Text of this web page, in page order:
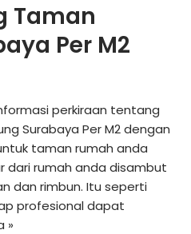
Taman
Per M2
perkiraan tentang
Surabaya Per M2 dengan
taman rumah anda
dari rumah anda disambut
dan rimbun. Itu seperti
profesional dapat
»